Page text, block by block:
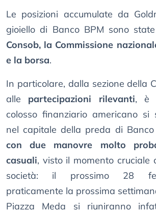
Le posizioni accumulate da
gioiello di Banco BPM sono
Consob, la Commissione
e la borsa.
In particolare, dalla sezione della
alle partecipazioni rilevanti, è
colosso finanziario americano si
nel capitale della preda di
con due manovre molto
casuali, visto il momento cruciale
società: il prossimo 28
praticamente la prossima
Piazza Meda si riuniranno